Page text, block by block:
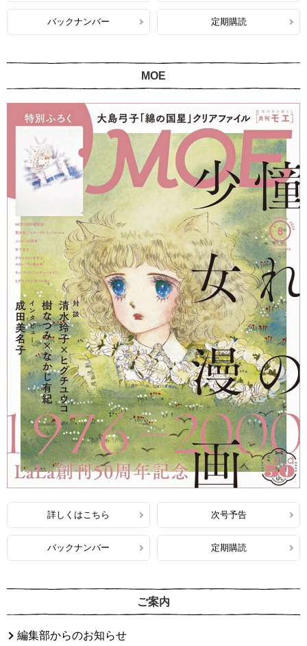
バックナンバー 定期購読
MOE
詳しくはこちら 次号予告
バックナンバー 定期購読
ご案内
編集部からのお知らせ